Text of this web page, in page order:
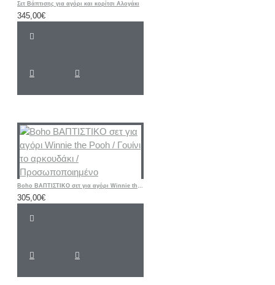
Σετ Βάπτισης για αγόρι και κορίτσι Αλογάκι
345,00€
Boho ΒΑΠΤΙΣΤΙΚΟ σετ για αγόρι Winnie the Pooh / Γουίνι το αρκουδάκι / Προσωποποιημένο
305,00€